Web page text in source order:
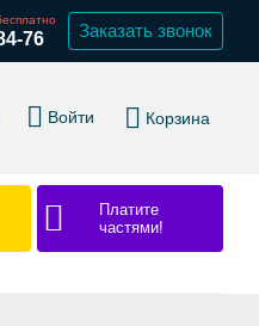
76 Заказать звонок
Войти Корзина
Платите
частями!